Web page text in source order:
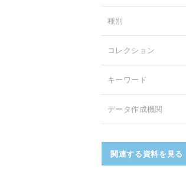
種別
コレクション
キーワード
データ作成機関
関連する資料を見る